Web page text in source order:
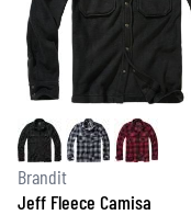
Brandit
Jeff Fleece Camisa